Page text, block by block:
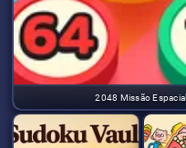
2048 Missão Espacial